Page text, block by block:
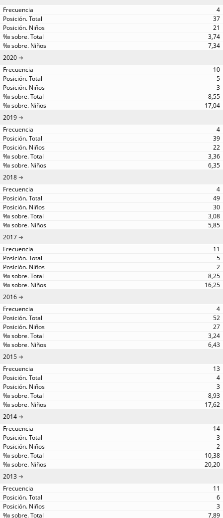
4
37
21
3,74
7,34
2020
10
5
3
8,55
17,04
2019
4
39
22
3,36
6,35
2018
4
49
30
3,08
5,85
2017
11
5
2
8,25
16,25
2016
4
52
27
3,24
6,43
2015
13
4
3
8,93
17,62
2014
14
3
2
10,38
20,20
2013
11
6
3
7,89